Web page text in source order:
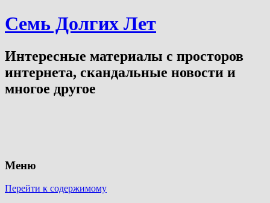
Семь Долгих Лет
Интересные материалы с просторов
интернета, скандальные новости и
многое другое
Меню
Перейти к содержимому